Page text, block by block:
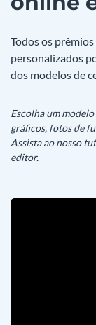
Todos os
personalizados
dos modelos de
Escolha um
gráficos, fotos de
Assista ao nosso
editor.